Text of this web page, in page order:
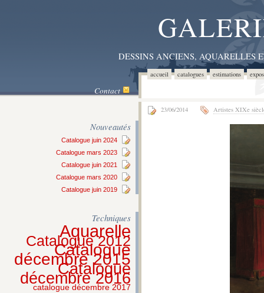
DESSINS ANCIENS,
accueil catalogues estimations
Contact
Nouveautés
Catalogue juin 2024
Catalogue mars 2023
Catalogue juin 2021
Catalogue mars 2020
Catalogue juin 2019
Techniques
Aquarelle
Catalogue 2012
Catalogue
décembre 2015
Catalogue
décembre 2016
catalogue décembre 2017
23/06/2014 Artistes XIXe